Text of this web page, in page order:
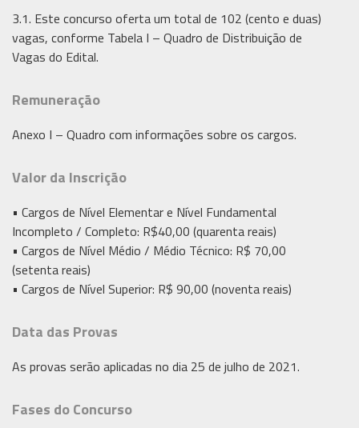
3.1. Este concurso oferta um total de 102 (cento e duas)
vagas, conforme Tabela I – Quadro de Distribuição de
Vagas do Edital.
Remuneração
Anexo I – Quadro com informações sobre os cargos.
Valor da Inscrição
• Cargos de Nível Elementar e Nível Fundamental
Incompleto / Completo: R$40,00 (quarenta reais)
• Cargos de Nível Médio / Médio Técnico: R$ 70,00
(setenta reais)
• Cargos de Nível Superior: R$ 90,00 (noventa reais)
Data das Provas
As provas serão aplicadas no dia 25 de julho de 2021.
Fases do Concurso